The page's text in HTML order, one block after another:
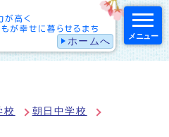
ホームへ メニュー
校 朝日中学校